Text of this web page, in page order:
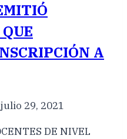
A
julio 29, 2021
DE NIVEL